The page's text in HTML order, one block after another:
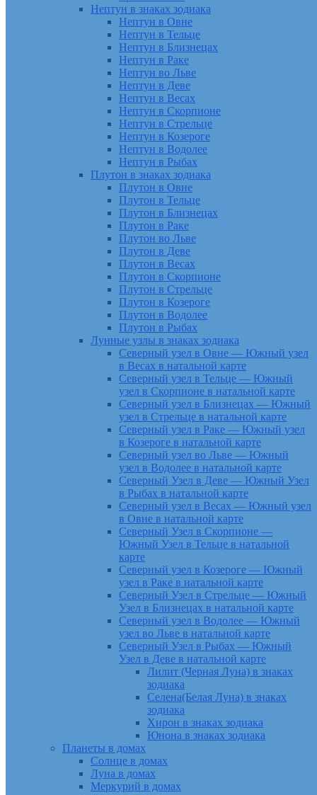
Нептун в знаках зодиака
Нептун в Овне
Нептун в Тельце
Нептун в Близнецах
Нептун в Раке
Нептун во Льве
Нептун в Деве
Нептун в Весах
Нептун в Скорпионе
Нептун в Стрельце
Нептун в Козероге
Нептун в Водолее
Нептун в Рыбах
Плутон в знаках зодиака
Плутон в Овне
Плутон в Тельце
Плутон в Близнецах
Плутон в Раке
Плутон во Льве
Плутон в Деве
Плутон в Весах
Плутон в Скорпионе
Плутон в Стрельце
Плутон в Козероге
Плутон в Водолее
Плутон в Рыбах
Лунные узлы в знаках зодиака
Северный узел в Овне — Южный узел
в Весах в натальной карте
Северный узел в Тельце — Южный
узел в Скорпионе в натальной карте
Северный узел в Близнецах — Южный
узел в Стрельце в натальной карте
Северный узел в Раке — Южный узел
в Козероге в натальной карте
Северный узел во Льве — Южный
узел в Водолее в натальной карте
Северный Узел в Деве — Южный Узел
в Рыбах в натальной карте
Северный узел в Весах — Южный узел
в Овне в натальной карте
Северный Узел в Скорпионе —
Южный Узел в Тельце в натальной
карте
Северный узел в Козероге — Южный
узел в Раке в натальной карте
Северный Узел в Стрельце — Южный
Узел в Близнецах в натальной карте
Северный узел в Водолее — Южный
узел во Льве в натальной карте
Северный Узел в Рыбах — Южный
Узел в Деве в натальной карте
Лилит (Черная Луна) в знаках
зодиака
Селена(Белая Луна) в знаках
зодиака
Хирон в знаках зодиака
Юнона в знаках зодиака
Планеты в домах
Солнце в домах
Луна в домах
Меркурий в домах